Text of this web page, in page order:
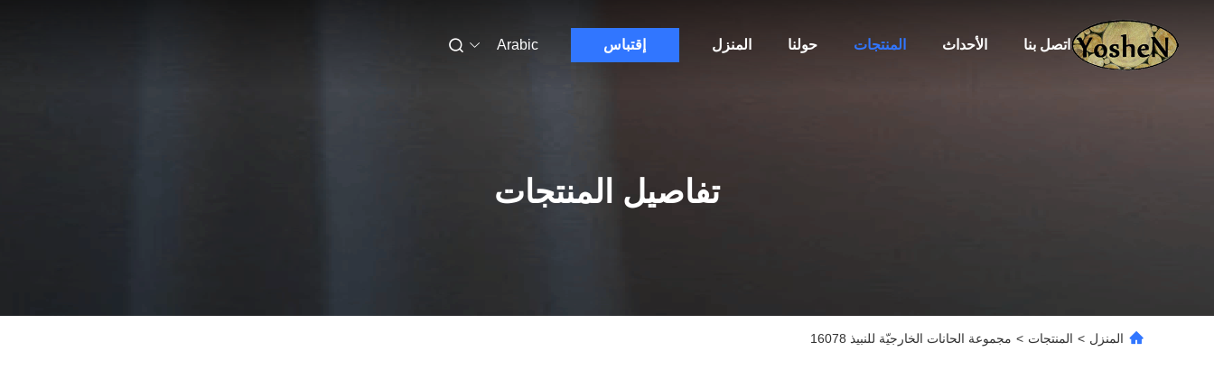
المنزل حولنا المنتجات الأحداث اتصل بنا إقتباس Arabic
تفاصيل المنتجات
المنزل > المنتجات > مجموعة الحانات الخارجيّة للنبيذ 16078